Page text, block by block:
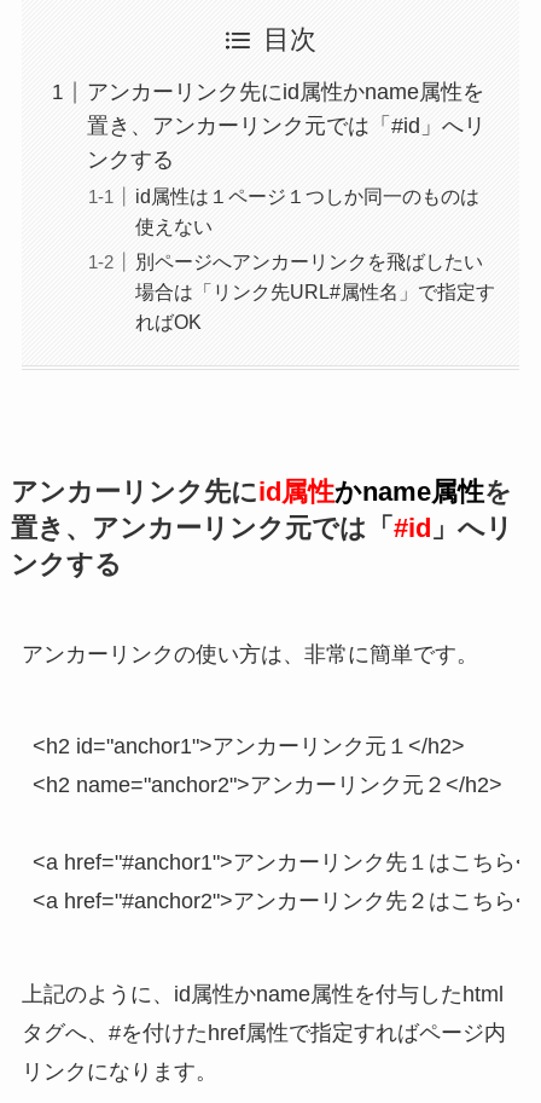
目次
アンカーリンク先にid属性かname属性を
置き、アンカーリンク元では「#id」へリ
ンクする
id属性は１ページ１つしか同一のものは
使えない
別ページへアンカーリンクを飛ばしたい
場合は「リンク先URL#属性名」で指定す
ればOK
アンカーリンク先にid属性かname属性を
置き、アンカーリンク元では「 #id 」へリ
ンクする
アンカーリンクの使い方は、非常に簡単です。
<h2 id="anchor1">アンカーリンク元１</h2>
<h2 name="anchor2">アンカーリンク元２</h2>
<a href="#anchor1">アンカーリンク先１はこちら</
<a href="#anchor2">アンカーリンク先２はこちら</
上記のように、id属性かname属性を付与したhtml
タグへ、#を付けたhref属性で指定すればページ内
リンクになります。